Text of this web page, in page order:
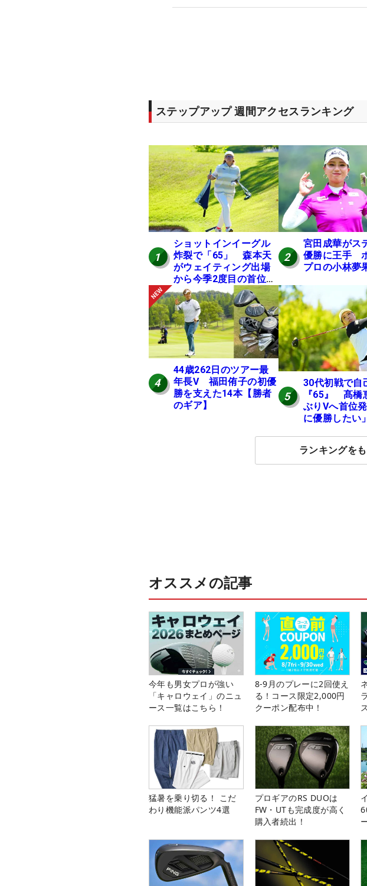
ステップアップ 週間アクセスランキング
1
ショットインイーグル
炸裂で「65」 森本天
がウェイティング出場
から今季2度目の首位発
進
2
宮田成華がス
優勝に王手
プロの小林夢
4
44歳262日のツアー最
年長V 福田侑子の初優
勝を支えた14本【勝者
のギア】
5
30代初戦で自
『65』 髙橋
ぶりVへ首位
に優勝したい」
ランキングを
オススメの記事
今年も男女プロが強い
「キャロウェイ」のニュ
ース一覧はこちら！
8-9月のプレーに2回使え
る！コース限定2,000円
クーポン配布中！
猛暑を乗り切る！ こだ
わり機能派パンツ4選
プロギアのRS DUOは
FW・UTも完成度が高く
購入者続出！